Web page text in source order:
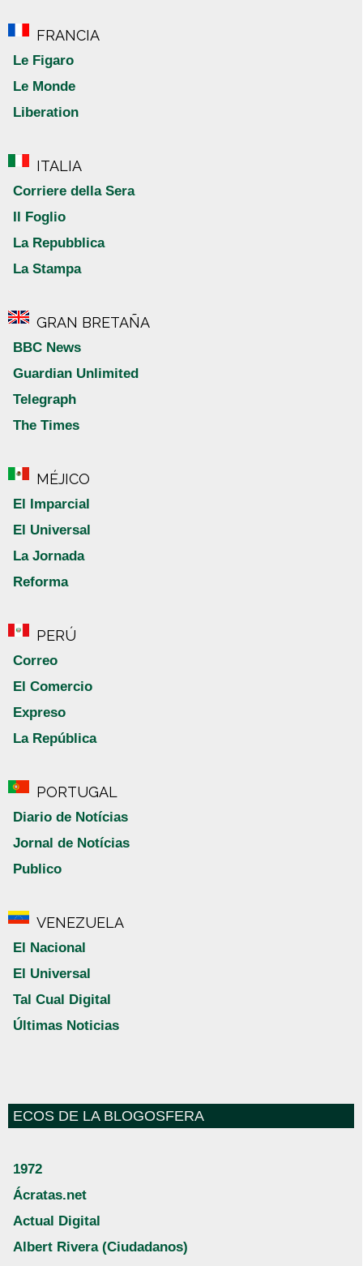
FRANCIA
Le Figaro
Le Monde
Liberation
ITALIA
Corriere della Sera
Il Foglio
La Repubblica
La Stampa
GRAN BRETAÑA
BBC News
Guardian Unlimited
Telegraph
The Times
MÉJICO
El Imparcial
El Universal
La Jornada
Reforma
PERÚ
Correo
El Comercio
Expreso
La República
PORTUGAL
Diario de Notícias
Jornal de Notícias
Publico
VENEZUELA
El Nacional
El Universal
Tal Cual Digital
Últimas Noticias
ECOS DE LA BLOGOSFERA
1972
Ácratas.net
Actual Digital
Albert Rivera (Ciudadanos)